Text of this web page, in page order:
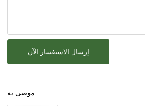
إرسال الاستفسار الآن
موصى به